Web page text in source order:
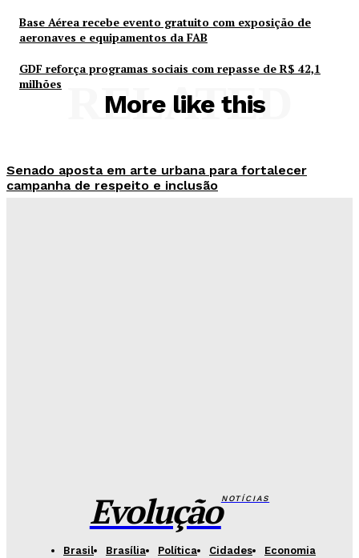
Base Aérea recebe evento gratuito com exposição de
aeronaves e equipamentos da FAB
GDF reforça programas sociais com repasse de R$ 42,1
milhões
More like this
RELATED
Senado aposta em arte urbana para fortalecer
campanha de respeito e inclusão
EvoluçãoNOTÍCIAS
Brasil Brasília Política Cidades
Economia